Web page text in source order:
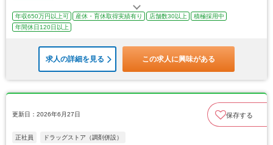
年収650万円以上可 産休・育休取得実績有り 店舗数30以上
積極採用中
年間休日120日以上
求人の詳細を見る この求人に興味がある
更新日：2026年6月27日 保存する
正社員 ドラッグストア（調剤併設）